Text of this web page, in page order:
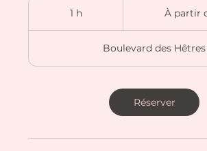
1 h1
canadiens
À partir
Boulevard des Hêtres
Réserver